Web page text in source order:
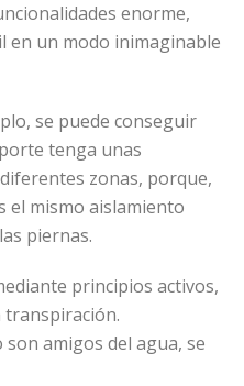
enorme,
en un modo inimaginable
se puede conseguir
tenga unas
zonas, porque,
el mismo aislamiento
piernas.
principios activos,
transpiración.
amigos del agua, se